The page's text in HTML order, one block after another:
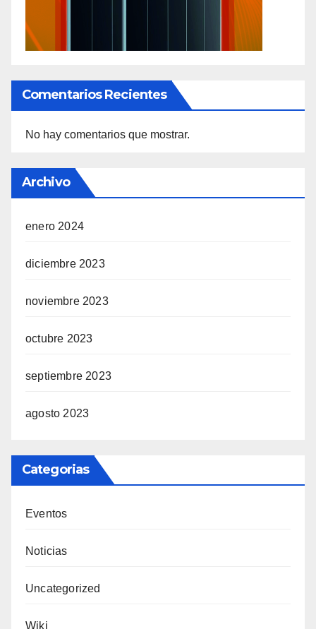
Comentarios Recientes
No hay comentarios que mostrar.
Archivo
enero 2024
diciembre 2023
noviembre 2023
octubre 2023
septiembre 2023
agosto 2023
Categorias
Eventos
Noticias
Uncategorized
Wiki